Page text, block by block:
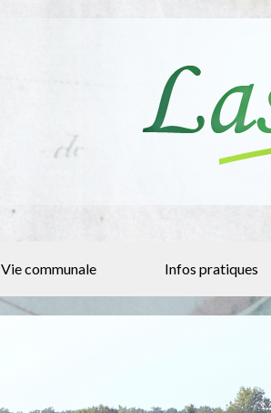
Vie communale Infos pratiques